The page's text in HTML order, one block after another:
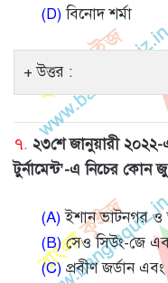
(D)বিনোদ শর্মা
উত্তর :
৭. ২৩শে জানুয়ারী ২০২২-
টুর্নামেন্ট’-এ নিচের কোন
(A)ইশান ভাটনগর ও
(B)সেও সিউং-জে
(C) প্রবীণ জর্ডান